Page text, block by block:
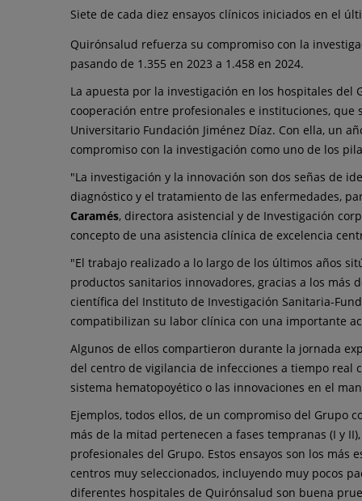
activos
en
2024
Siete de cada diez ensayos clínicos iniciados en el
Quirónsalud refuerza su compromiso con la
pasando de 1.355 en 2023 a 1.458 en 2024.
La apuesta por la investigación en los hospitales
cooperación entre profesionales e instituciones, que
Universitario Fundación Jiménez Díaz. Con ella, un
compromiso con la investigación como uno de los
"La investigación y la innovación son dos señas de
diagnóstico y el tratamiento de las enfermedades,
Caramés, directora asistencial y de Investigación
concepto de una asistencia clínica de excelencia
"El trabajo realizado a lo largo de los últimos años
productos sanitarios innovadores, gracias a los más
científica del Instituto de Investigación Sanitaria-
compatibilizan su labor clínica con una importante
Algunos de ellos compartieron durante la jornada
del centro de vigilancia de infecciones a tiempo real
sistema hematopoyético o las innovaciones en el
Ejemplos, todos ellos, de un compromiso del Grupo
más de la mitad pertenecen a fases tempranas (I y
profesionales del Grupo. Estos ensayos son los
centros muy seleccionados, incluyendo muy pocos
diferentes hospitales de Quirónsalud son buena